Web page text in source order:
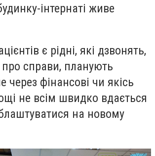
інтернаті живе
є рідні, які дзвонять,
про справи, планують
через фінансові чи якісь
не всім швидко вдається
на новому